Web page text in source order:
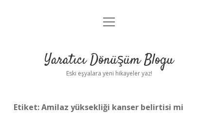
Anasayfa
Yasal Uyarı
menüyü
Yaratıcı Dönüşüm Blogu
Eski eşyalara yeni hikayeler yaz!
Etiket:Amilaz yüksekliği kanser belirtisi mi